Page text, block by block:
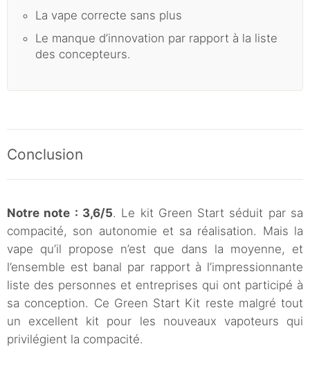
La vape correcte sans plus
Le manque d’innovation par rapport à la liste
des concepteurs.
Conclusion
Notre note : 3,6/5. Le kit Green Start séduit par sa
compacité, son autonomie et sa réalisation. Mais la
vape qu’il propose n’est que dans la moyenne, et
l’ensemble est banal par rapport à l’impressionnante
liste des personnes et entreprises qui ont participé à
sa conception. Ce Green Start Kit reste malgré tout
un excellent kit pour les nouveaux vapoteurs qui
privilégient la compacité.